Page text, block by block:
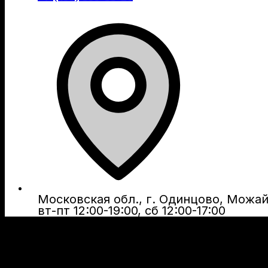
Московская обл., г. Одинцово,
вт-пт 12:00-19:00, сб 12:00-17:00